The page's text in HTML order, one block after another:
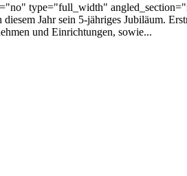
type="full_width"
Jahr sein 5-jähriges Jubiläum.
und Einrichtungen, sowie...